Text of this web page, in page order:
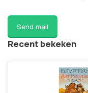
Send mail
Recent bekeken